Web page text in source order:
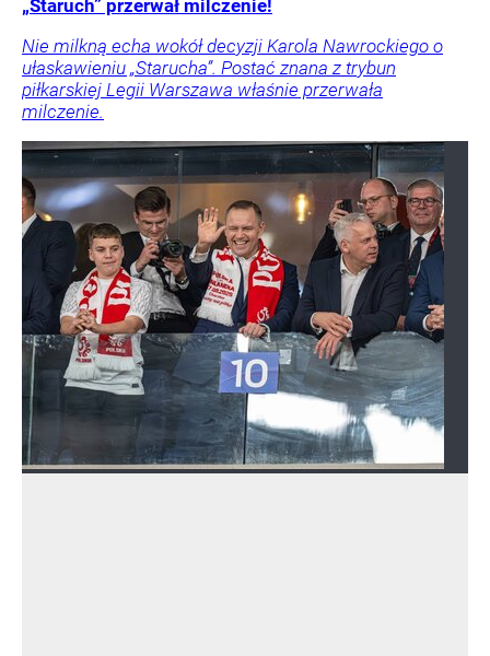
„Staruch” przerwał milczenie!
Nie milkną echa wokół decyzji Karola Nawrockiego o
ułaskawieniu „Starucha”. Postać znana z trybun
piłkarskiej Legii Warszawa właśnie przerwała
milczenie.